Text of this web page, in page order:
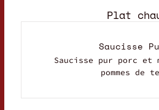
Plat
Saucisse
Saucisse pur porc et
pommes de